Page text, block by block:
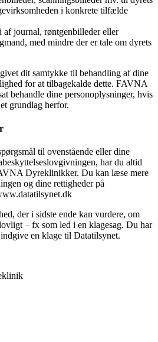
i konkrete tilfælde
af journal, røntgenbilleder eller
med mindre der er tale om dyrets
dit samtykke til behandling af dine
for at tilbagekalde dette. FAVNA
behandle dine personoplysninger, hvis
grundlag herfor.
til ovenstående eller dine
har du altid
Dyreklinikker. Du kan læse mere
og dine rettigheder på
der i sidste ende kan vurdere, om
– fx som led i en klagesag. Du har
en klage til Datatilsynet.